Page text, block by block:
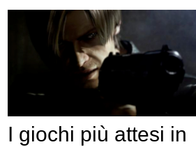
I giochi più attesi in